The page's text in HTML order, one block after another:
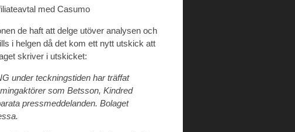
med Casumo
de haft att delge utöver analysen och
i helgen då det kom ett nytt utskick att
skriver i utskicket:
under teckningstiden har träffat
som Betsson, Kindred
pressmeddelanden. Bolaget